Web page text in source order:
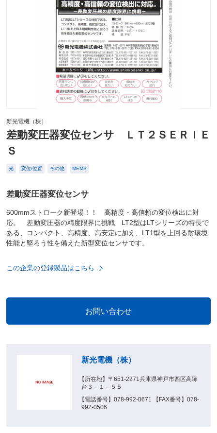
新光電機（株）
差動変圧器変位センサ ＬＴ２ＳＥＲＩＥ
Ｓ
光 変位/位置 その他 MEMS
差動変圧器変位センサ
600mmストローク新登場！！ 高精度・高信頼の変位検出に対
応。 差動変圧器の精度限界に挑戦 LT2型はLTシリーズの特長で
ある、コンパクト、高精度、高安定に加え、LT1型を上回る耐環境
性能と堅ろう性を備えた新型変位センサです。
この企業の登録製品はこちら
新光電機（株）
【所在地】〒651-2271兵庫県神戸市西区高塚
台３－１－５５
【電話番号】078-992-0671 【FAX番号】078-
992-0506